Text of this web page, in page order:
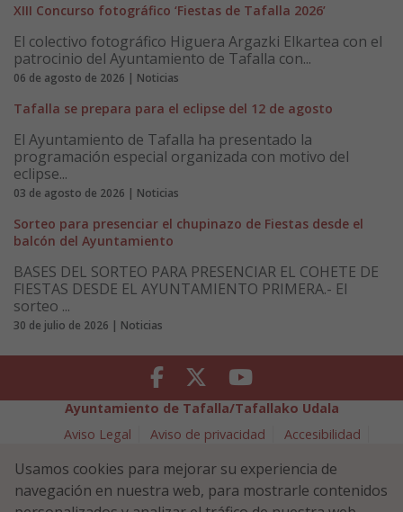
XIII Concurso fotográfico ‘Fiestas de Tafalla 2026’
El colectivo fotográfico Higuera Argazki Elkartea con el
patrocinio del Ayuntamiento de Tafalla con...
06 de agosto de 2026 | Noticias
Tafalla se prepara para el eclipse del 12 de agosto
El Ayuntamiento de Tafalla ha presentado la
programación especial organizada con motivo del
eclipse...
03 de agosto de 2026 | Noticias
Sorteo para presenciar el chupinazo de Fiestas desde el
balcón del Ayuntamiento
BASES DEL SORTEO PARA PRESENCIAR EL COHETE DE
FIESTAS DESDE EL AYUNTAMIENTO PRIMERA.- El
sorteo ...
30 de julio de 2026 | Noticias
Facebook Twitter Youtube
Ayuntamiento de Tafalla/Tafallako Udala
Aviso Legal
Aviso de privacidad
Accesibilidad
Política de Seguridad de la Información
Plaza Navarra 5 - 31300 Tafalla (NAVARRA)
948 70 18 11
Usamos cookies para mejorar su experiencia de
navegación en nuestra web, para mostrarle contenidos